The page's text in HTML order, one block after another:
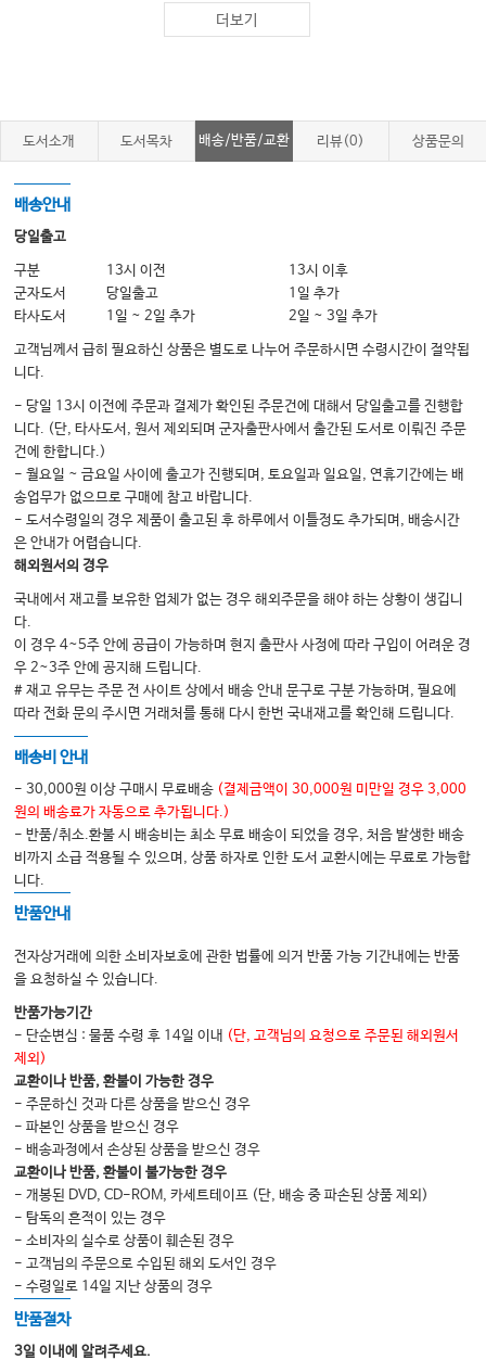
정신장애 환자
피부과질환 환자
방사선치료 환자
화학요법 분자표적치료 포함
소아질환에 대한 대응
부록 치과의원에 상비해 두어야 할 구급약품
더보기
도서소개 도서목차 배송/반품/교환 리뷰(0) 상품문의
배송안내
당일출고
구분 13시 이전
13시 이후
군자도서
당일출고
1일 추가
타사도서
1일 ~ 2일 추가 2일 ~ 3일 추가
고객님께서 급히 필요하신 상품은 별도로 나누어 주문하시면 수령시간이 절약됩
니다.
- 당일 13시 이전에 주문과 결제가 확인된 주문건에 대해서 당일출고를 진행합
니다. (단, 타사도서, 원서 제외되며 군자출판사에서 출간된 도서로 이뤄진 주문
건에 한합니다.)
- 월요일 ~ 금요일 사이에 출고가 진행되며, 토요일과 일요일, 연휴기간에는 배
송업무가 없으므로 구매에 참고 바랍니다.
- 도서수령일의 경우 제품이 출고된 후 하루에서 이틀정도 추가되며, 배송시간
은 안내가 어렵습니다.
해외원서의 경우
국내에서 재고를 보유한 업체가 없는 경우 해외주문을 해야 하는 상황이 생깁니
다.
이 경우 4~5주 안에 공급이 가능하며 현지 출판사 사정에 따라 구입이 어려운 경
우 2~3주 안에 공지해 드립니다.
# 재고 유무는 주문 전 사이트 상에서 배송 안내 문구로 구분 가능하며, 필요에
따라 전화 문의 주시면 거래처를 통해 다시 한번 국내재고를 확인해 드립니다.
배송비 안내
- 30,000원 이상 구매시 무료배송 (결제금액이 30,000원 미만일 경우 3,000
원의 배송료가 자동으로 추가됩니다.)
- 반품/취소.환불 시 배송비는 최소 무료 배송이 되었을 경우, 처음 발생한 배송
비까지 소급 적용될 수 있으며, 상품 하자로 인한 도서 교환시에는 무료로 가능합
니다.
반품안내
전자상거래에 의한 소비자보호에 관한 법률에 의거 반품 가능 기간내에는 반품
을 요청하실 수 있습니다.
반품가능기간
- 단순변심 : 물품 수령 후 14일 이내 (단, 고객님의 요청으로 주문된 해외원서
제외)
교환이나 반품, 환불이 가능한 경우
- 주문하신 것과 다른 상품을 받으신 경우
- 파본인 상품을 받으신 경우
- 배송과정에서 손상된 상품을 받으신 경우
교환이나 반품, 환불이 불가능한 경우
- 개봉된 DVD, CD-ROM, 카세트테이프 (단, 배송 중 파손된 상품 제외)
- 탐독의 흔적이 있는 경우
- 소비자의 실수로 상품이 훼손된 경우
- 고객님의 주문으로 수입된 해외 도서인 경우
- 수령일로 14일 지난 상품의 경우
반품절차
3일 이내에 알려주세요.